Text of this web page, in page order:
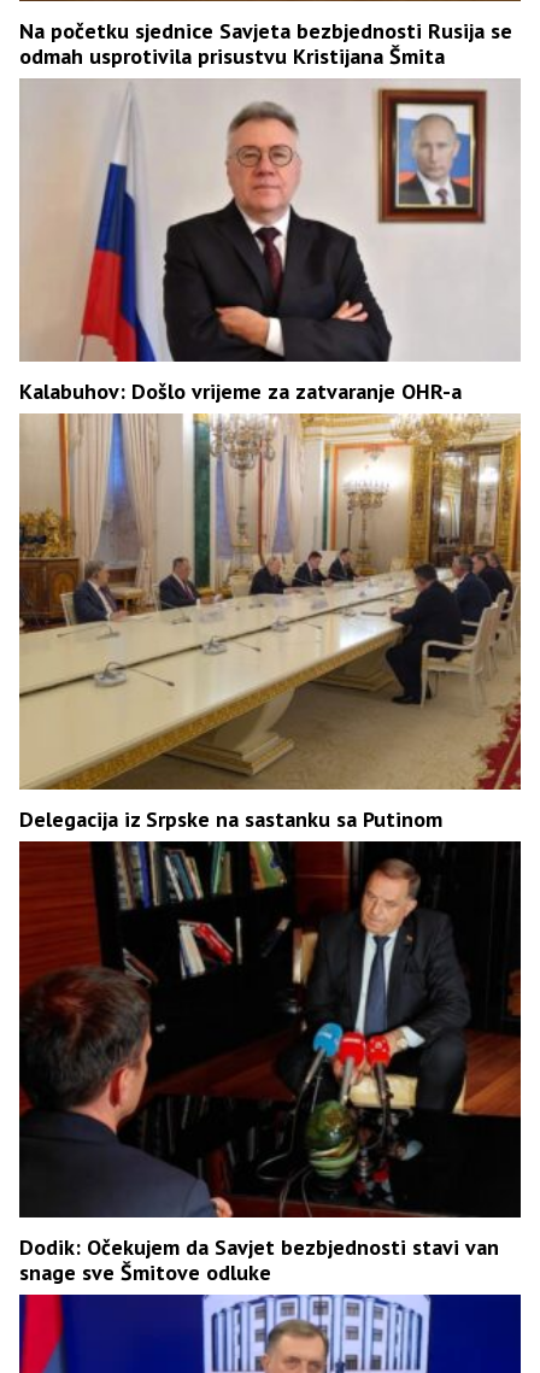
Na početku sjednice Savjeta bezbjednosti Rusija se
odmah usprotivila prisustvu Kristijana Šmita
Kalabuhov: Došlo vrijeme za zatvaranje OHR-a
Delegacija iz Srpske na sastanku sa Putinom
Dodik: Očekujem da Savjet bezbjednosti stavi van
snage sve Šmitove odluke